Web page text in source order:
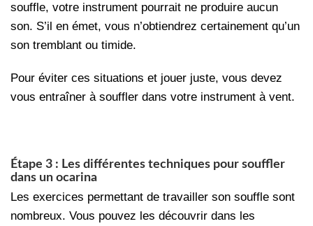
souffle, votre instrument pourrait ne produire aucun
son. S’il en émet, vous n’obtiendrez certainement qu’un
son tremblant ou timide.
Pour éviter ces situations et jouer juste, vous devez
vous entraîner à souffler dans votre instrument à vent.
Étape 3 : Les différentes techniques pour souffler
dans un ocarina
Les exercices permettant de travailler son souffle sont
nombreux. Vous pouvez les découvrir dans les